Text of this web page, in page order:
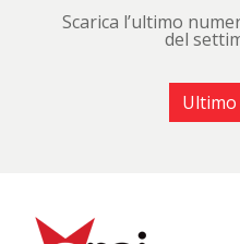
Scarica l’ultimo
del